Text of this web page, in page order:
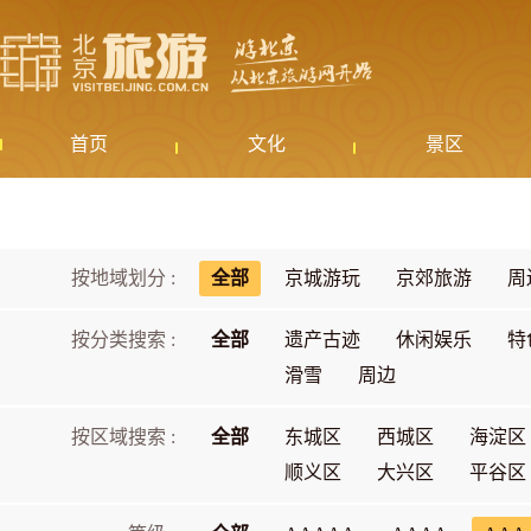
首页 文化 景区
按地域划分 : 全部 京城游玩 京郊旅游 周
按分类搜索 : 全部 遗产古迹 休闲娱乐
特
滑雪
周边
按区域搜索 : 全部 东城区 西城区
海淀区
顺义区
大兴区 平谷区